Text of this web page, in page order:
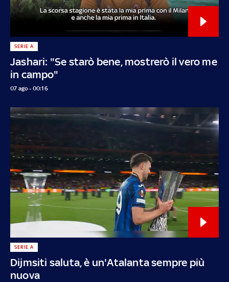
Jashari: "Se starò bene, mostrerò il vero me
in campo"
SERIE A
07 ago - 00:16
Dijmsiti saluta, è un'Atalanta sempre più
nuova
SERIE A